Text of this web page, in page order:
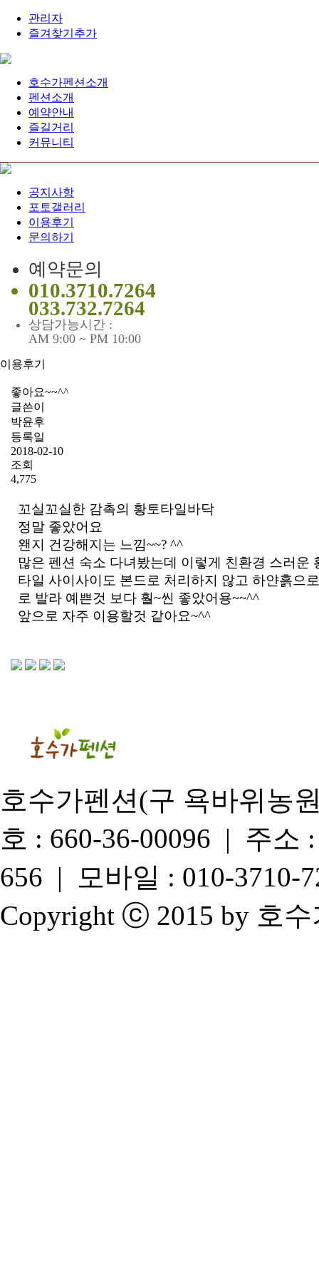
관리자
즐겨찾기추가
호수가펜션소개
펜션소개
예약안내
즐길거리
커뮤니티
공지사항
포토갤러리
이용후기
문의하기
예약문의
010.3710.7264
033.732.7264
상담가능시간 :
AM 9:00 ~ PM 10:00
이용후기
좋아요~~^^
글쓴이
박윤후
등록일
2018-02-10
조회
4,775
꼬실꼬실한 감촉의 황토타일바닥
정말 좋았어요
왠지 건강해지는 느낌~~? ^^
많은 펜션 숙소 다녀봤는데 이렇게 친환경 스러
타일 사이사이도 본드로 처리하지 않고 하얀흙으
로 발라 예쁜것 보다 훨~씬 좋았어용~~^^
앞으로 자주 이용할것 같아요~^^
호수가펜션(구 욕바위
호 : 660-36-00096 | 주소
656 | 모바일 : 010-3710-
Copyright ⓒ 2015 by 호수